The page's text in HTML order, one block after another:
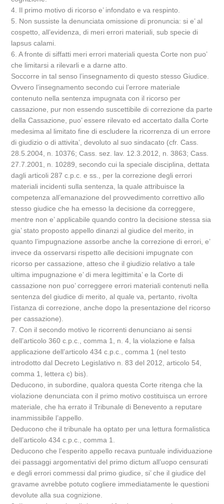
4. Il primo motivo di ricorso e’ infondato e va respinto.
5. Non sussiste la denunciata omissione di pronuncia: si e’ al
cospetto, all’evidenza, di meri errori materiali, sub specie di
lapsus calami.
6. A fronte di siffatti meri errori materiali questa Corte non puo’
che limitarsi a rilevarli e a darne atto.
Soccorre in tal senso l’insegnamento di questo stesso Giudice.
Ovvero l’insegnamento secondo cui l’errore materiale
contenuto nella sentenza impugnata con il ricorso per
cassazione, pur non essendo suscettibile di correzione da parte
della Cassazione, puo’ essere rilevato ed accertato dalla Corte
medesima al limitato fine di escludere la ricorrenza di un errore
di giudizio o di attivita’, devoluto al suo sindacato (cfr. Cass.
28.5.2004, n. 10376; Cass. sez. lav. 12.3.2012, n. 3863; Cass.
27.7.2001, n. 10289, secondo cui la speciale disciplina, dettata
dagli articoli 287 c.p.c. e ss., per la correzione degli errori
materiali incidenti sulla sentenza, la quale attribuisce la
competenza all’emanazione del provvedimento correttivo allo
stesso giudice che ha emesso la decisione da correggere,
mentre non e’ applicabile quando contro la decisione stessa sia
gia’ stato proposto appello dinanzi al giudice del merito, in
quanto l’impugnazione assorbe anche la correzione di errori, e’
invece da osservarsi rispetto alle decisioni impugnate con
ricorso per cassazione, atteso che il giudizio relativo a tale
ultima impugnazione e’ di mera legittimita’ e la Corte di
cassazione non puo’ correggere errori materiali contenuti nella
sentenza del giudice di merito, al quale va, pertanto, rivolta
l’istanza di correzione, anche dopo la presentazione del ricorso
per cassazione).
7. Con il secondo motivo le ricorrenti denunciano ai sensi
dell’articolo 360 c.p.c., comma 1, n. 4, la violazione e falsa
applicazione dell’articolo 434 c.p.c., comma 1 (nel testo
introdotto dal Decreto Legislativo n. 83 del 2012, articolo 54,
comma 1, lettera c) bis).
Deducono, in subordine, qualora questa Corte ritenga che la
violazione denunciata con il primo motivo costituisca un errore
materiale, che ha errato il Tribunale di Benevento a reputare
inammissibile l’appello.
Deducono che il tribunale ha optato per una lettura formalistica
dell’articolo 434 c.p.c., comma 1.
Deducono che l’esperito appello recava puntuale individuazione
dei passaggi argomentativi del primo dictum all’uopo censurati
e degli errori commessi dal primo giudice, si’ che il giudice del
gravame avrebbe potuto cogliere immediatamente le questioni
devolute alla sua cognizione.